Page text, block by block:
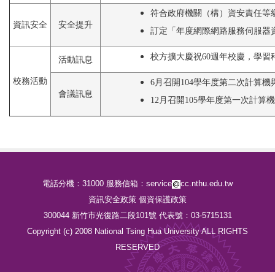
資訊安全 安全提升
符合政府機關（構）資安責任等
訂定「年度網際網路服務伺服器
校務活動
活動訊息 校方擴大慶祝60週年校慶，學
會議訊息
6月召開104學年度第二次計算機
12月召開105學年度第一次計算
電話分機：31000 服務信箱：service
cc.nthu.edu.tw
資訊安全政策 個資保護政策
300044 新竹市光復路二段101號 代表號：03-5715131
Copyright (c) 2008 National Tsing Hua University ALL RIGHTS
RESERVED